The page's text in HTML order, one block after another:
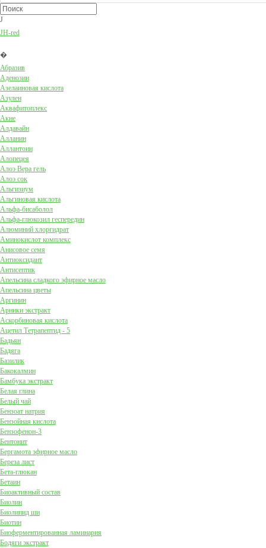
J
JH-red
�
Абразив
Аденозин
Азелаиновая кислота
Азулен
Аквафитоплекс
Акне
Алдавайн
Алланин
Аллантоин
Алопецея
Алоэ Вера гель
Алоэ сок
Альгизиум
Альгиновая кислота
Альфа-бисаболол
Альфа-глюкозил геспередин
Алюминий хлоргидрат
Аминокислот комплекс
Анисовое семя
Антиоксидант
Антисептик
Апельсина сладкого эфирное масло
Апельсина цветы
Аргинин
Арники экстракт
Аскорбиновая кислота
Ацетил Тетрапептид - 5
Бадьян
Бадяга
Базилик
Бакокалмин
Бамбука экстракт
Белая глина
Белый чай
Бензоат натрия
Бензойная кислота
Бензофенон-3
Бентонит
Бергамота эфирное масло
Береза лист
Бета-глюкан
Бетаин
Биоактивный состав
Биолин
Биолипид ши
Биотин
Биоферментированная ламинария
Бодяги экстракт